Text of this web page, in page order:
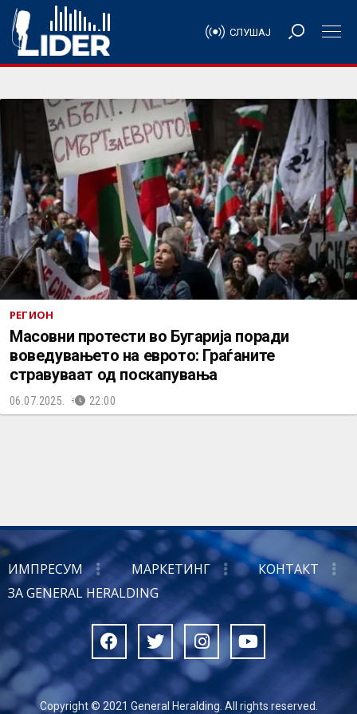
СЛУШАЈ
РЕГИОН
Масовни протести во Бугарија поради
воведувањето на еврото: Граѓаните
стравуваат од поскапувања
06.07.2025. 22:00
ИМПРЕСУМ МАРКЕТИНГ
КОНТАКТ
ЗА GENERAL HERALDING
Copyright © 2021 General Heralding. All rights reserved.